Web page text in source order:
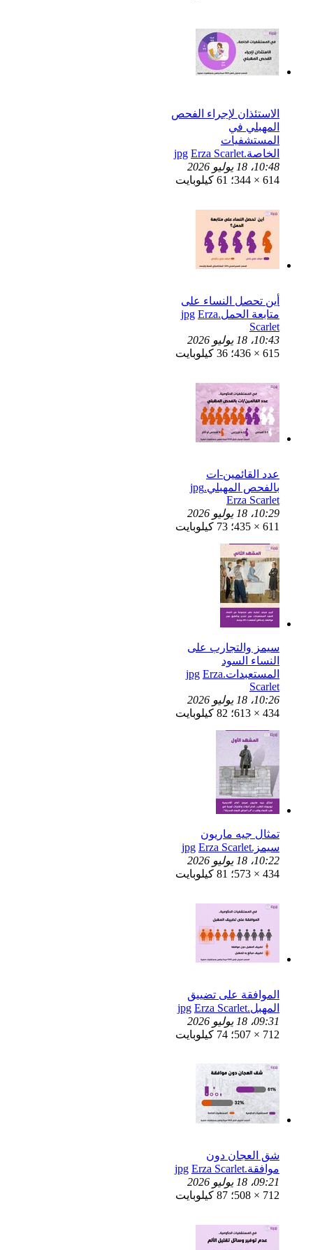
الاستئذان لإجراء الفحص
المهبلي في
المستشفيات
الخاصة.jpgErza Scarlet
10:48، 18 يوليو 2026
614 × 344؛ 61 كيلوبايت
أين تحصل النساء على
متابعة الحمل.jpgErza
Scarlet
10:43، 18 يوليو 2026
615 × 436؛ 36 كيلوبايت
عدد القائمين-ات
بالفحص المهبلي.jpg
Erza Scarlet
10:29، 18 يوليو 2026
611 × 435؛ 73 كيلوبايت
سيمز والتجارب على
النساء السود
المستعبدات.jpgErza
Scarlet
10:26، 18 يوليو 2026
434 × 613؛ 82 كيلوبايت
تمثال جيه ماريون
سيمز.jpgErza Scarlet
10:22، 18 يوليو 2026
434 × 573؛ 81 كيلوبايت
الموافقة على تضييق
المهبل.jpgErza Scarlet
09:31، 18 يوليو 2026
712 × 507؛ 74 كيلوبايت
شق العجان دون
موافقة.jpgErza Scarlet
09:21، 18 يوليو 2026
712 × 508؛ 87 كيلوبايت